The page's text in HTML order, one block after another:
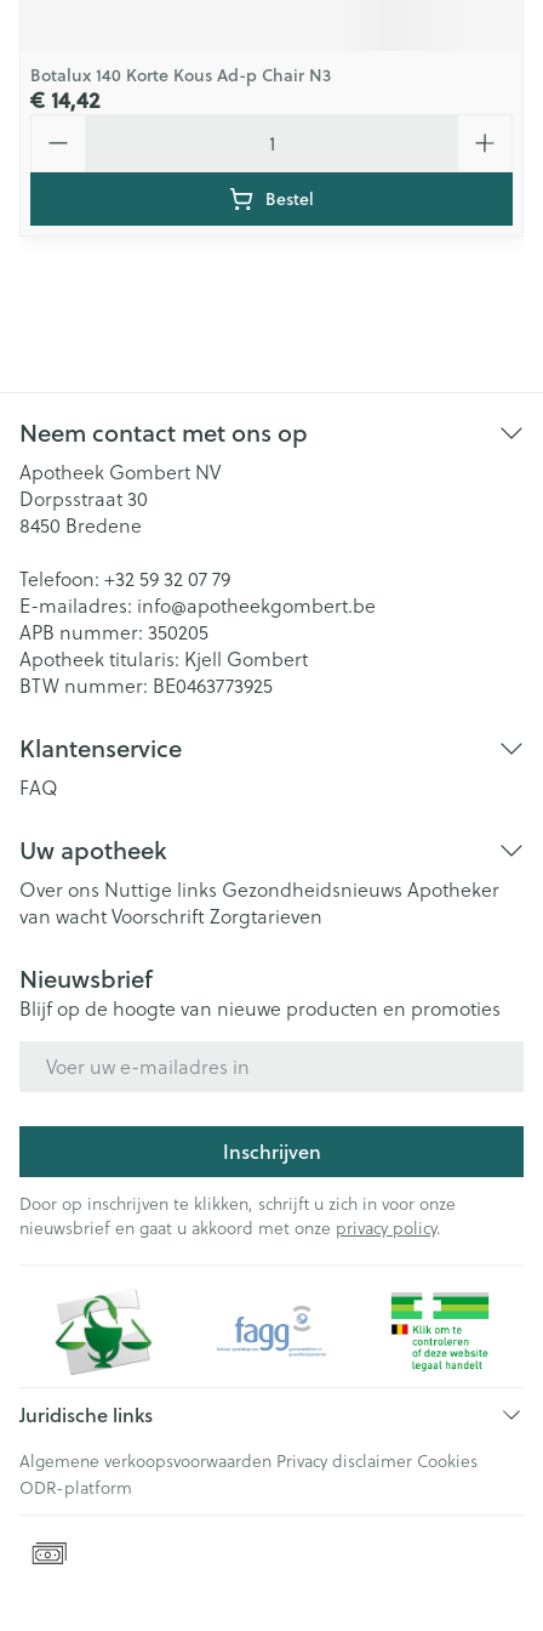
Botalux 140 Korte Kous Ad-p Chair N3
€ 14,42
Bestel
Neem contact met ons op
Apotheek Gombert NV
Dorpsstraat 30
8450 Bredene
Telefoon: +32 59 32 07 79
E-mailadres: info@apotheekgombert.be
APB nummer: 350205
Apotheek titularis: Kjell Gombert
BTW nummer: BE0463773925
Klantenservice
FAQ
Uw apotheek
Over ons Nuttige links Gezondheidsnieuws Apotheker
van wachtVoorschriftZorgtarieven
Nieuwsbrief
Blijf op de hoogte van nieuwe producten en promoties
Inschrijven
Door op inschrijven te klikken, schrijft u zich in voor onze
nieuwsbrief en gaat u akkoord met onze privacy policy.
Juridische links
Algemene verkoopsvoorwaarden Privacy disclaimer Cookies
ODR-platform